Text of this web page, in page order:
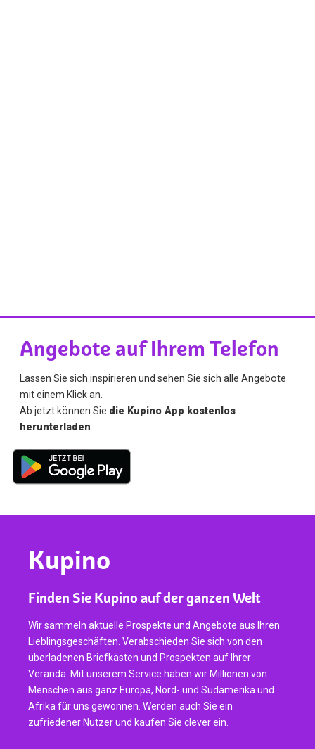
Angebote auf Ihrem Telefon
Lassen Sie sich inspirieren und sehen Sie sich alle Angebote
mit einem Klick an.
Ab jetzt können Sie die Kupino App kostenlos
herunterladen
Kupino
Finden Sie Kupino auf der ganzen Welt
Wir sammeln aktuelle Prospekte und Angebote aus Ihren
Lieblingsgeschäften. Verabschieden Sie sich von den
überladenen Briefkästen und Prospekten auf Ihrer
Veranda. Mit unserem Service haben wir Millionen von
Menschen aus ganz Europa, Nord- und Südamerika und
Afrika für uns gewonnen. Werden auch Sie ein
zufriedener Nutzer und kaufen Sie clever ein.